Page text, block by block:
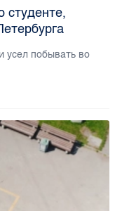
студенте,
усел побывать во